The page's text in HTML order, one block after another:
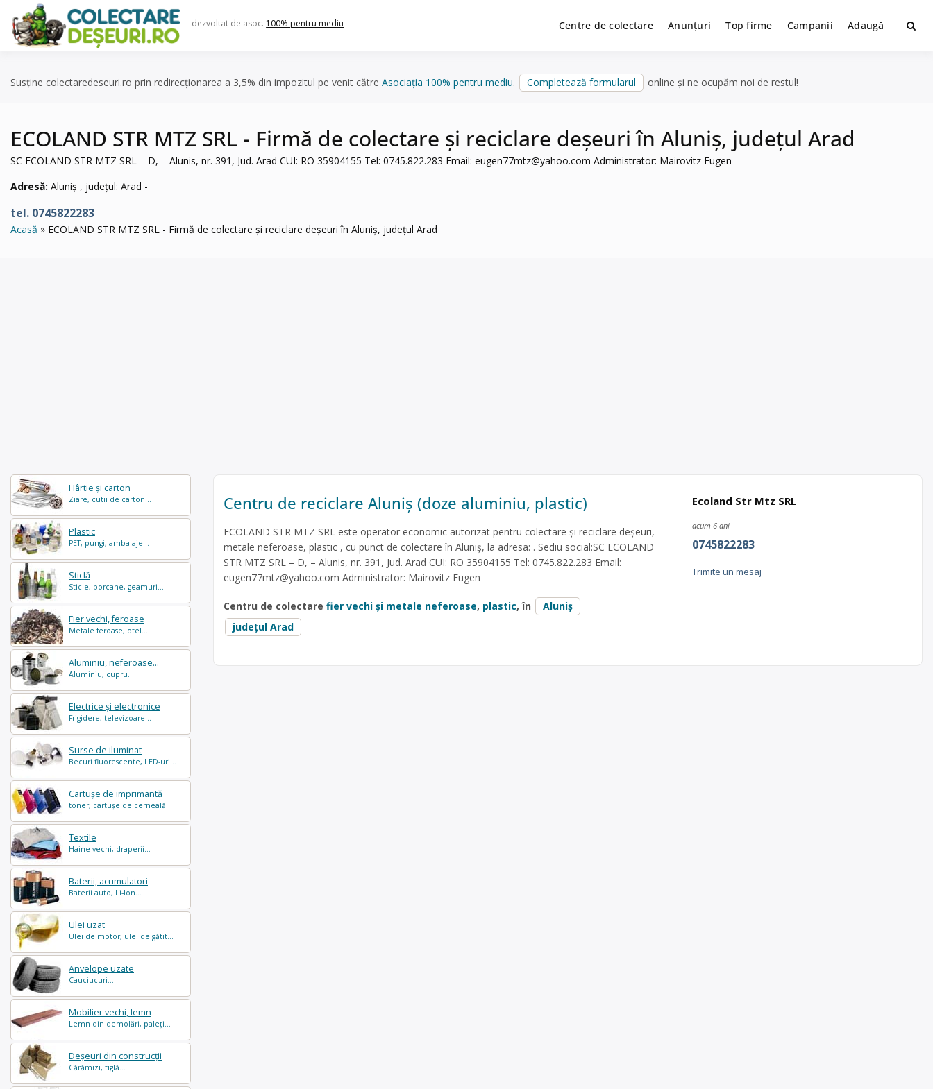
content
dezvoltat de asoc. 100% pentru mediu Centre de colectare Anunțuri Top firme Campanii Adaugă
Susține colectaredeseuri.ro prin redirecționarea a 3,5% din impozitul pe venit către Asociația 100% pentru mediu. Completează formularul online și ne ocupăm noi de restul!
ECOLAND STR MTZ SRL - Firmă de colectare și reciclare deșeuri în Aluniș, județul Arad
SC ECOLAND STR MTZ SRL – D, – Alunis, nr. 391, Jud. Arad CUI: RO 35904155 Tel: 0745.822.283 Email: eugen77mtz@yahoo.com Administrator: Mairovitz Eugen
Adresă: Aluniș , județul: Arad -
tel. 0745822283
Acasă ECOLAND STR MTZ SRL - Firmă de colectare și reciclare deșeuri în Aluniș, județul Arad
Hârtie și carton
Ziare, cutii de carton...
Plastic
PET, pungi, ambalaje...
Sticlă
Sticle, borcane, geamuri...
Fier vechi, feroase
Metale feroase, otel...
Aluminiu, neferoase...
Aluminiu, cupru...
Electrice și electronice
Frigidere, televizoare...
Surse de iluminat
Becuri fluorescente, LED-uri...
Cartușe de imprimantă
toner, cartușe de cerneală...
Textile
Haine vechi, draperii...
Baterii, acumulatori
Baterii auto, Li-Ion...
Ulei uzat
Ulei de motor, ulei de gătit...
Anvelope uzate
Cauciucuri...
Mobilier vechi, lemn
Lemn din demolări, paleți...
Deșeuri din construcții
Cărămizi, tiglă...
Centru de reciclare Aluniș (doze aluminiu, plastic)
ECOLAND STR MTZ SRL este operator economic autorizat pentru colectare și reciclare deșeuri,
metale neferoase, plastic , cu punct de colectare în Aluniș, la adresa: . Sediu social:SC ECOLAND
STR MTZ SRL – D, – Alunis, nr. 391, Jud. Arad CUI: RO 35904155 Tel: 0745.822.283 Email:
eugen77mtz@yahoo.com Administrator: Mairovitz Eugen
Centru de colectare fier vechi și metale neferoase, plastic, în
Aluniș
județul Arad
Ecoland Str Mtz SRL
acum 6 ani
0745822283
Trimite un mesaj